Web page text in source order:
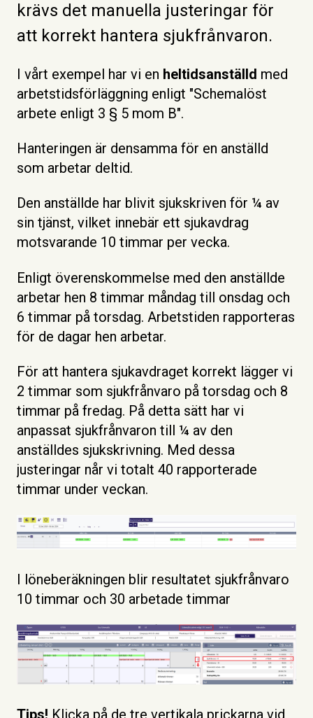
krävs det manuella justeringar för
att korrekt hantera sjukfrånvaron.
I vårt exempel har vi en heltidsanställd med
arbetstidsförläggning enligt "Schemalöst
arbete enligt 3 § 5 mom B".
Hanteringen är densamma för en anställd
som arbetar deltid.
Den anställde har blivit sjukskriven för ¼ av
sin tjänst, vilket innebär ett sjukavdrag
motsvarande 10 timmar per vecka.
Enligt överenskommelse med den anställde
arbetar hen 8 timmar måndag till onsdag och
6 timmar på torsdag. Arbetstiden rapporteras
för de dagar hen arbetar.
För att hantera sjukavdraget korrekt lägger vi
2 timmar som sjukfrånvaro på torsdag och 8
timmar på fredag. På detta sätt har vi
anpassat sjukfrånvaron till ¼ av den
anställdes sjukskrivning. Med dessa
justeringar når vi totalt 40 rapporterade
timmar under veckan.
I löneberäkningen blir resultatet sjukfrånvaro
10 timmar och 30 arbetade timmar
Tips! Klicka på de tre vertikala prickarna vid